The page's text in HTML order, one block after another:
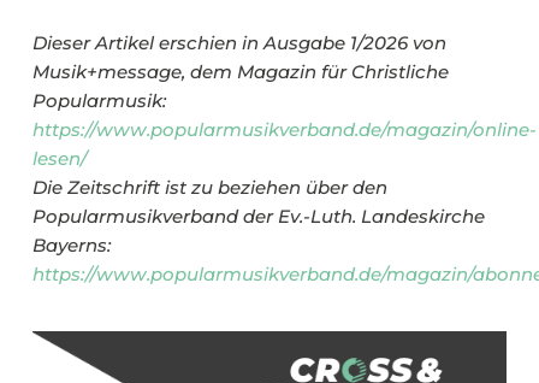
Dieser Artikel erschien in Ausgabe 1/2026 von
Musik+message, dem Magazin für Christliche
Popularmusik:
https://www.popularmusikverband.de/magazin/online-
lesen/
Die Zeitschrift ist zu beziehen über den
Popularmusikverband der Ev.-Luth. Landeskirche
Bayerns:
https://www.popularmusikverband.de/magazin/